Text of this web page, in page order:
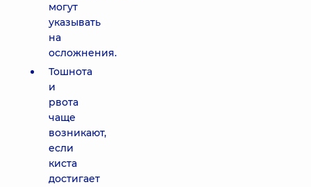
могут
указывать
на
осложнения.
Тошнота
и
рвота
чаще
возникают,
если
киста
достигает